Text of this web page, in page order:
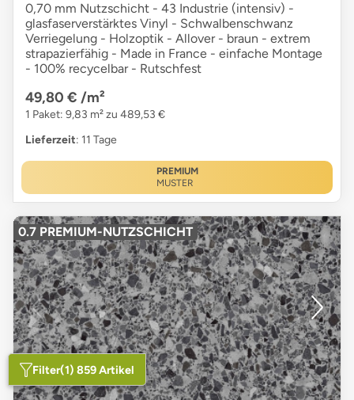
0,70 mm Nutzschicht - 43 Industrie (intensiv) -
glasfaserverstärktes Vinyl - Schwalbenschwanz
Verriegelung - Holzoptik - Allover - braun - extrem
strapazierfähig - Made in France - einfache Montage
- 100% recycelbar - Rutschfest
49,80 € /m²
1 Paket: 9,83 m² zu 489,53 €
Lieferzeit: 11 Tage
PREMIUM
MUSTER
0.7 PREMIUM-NUTZSCHICHT
Filter(1) 859 Artikel